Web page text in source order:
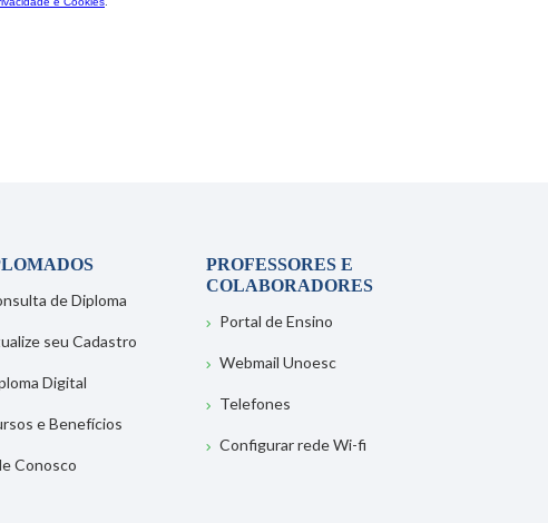
de Diploma
seu Cadastro
Digital
e Benefícios
Conosco
PROFESSORES E
COLABORADORES
Portal de Ensino
Webmail Unoesc
Telefones
Configurar rede Wi-fi